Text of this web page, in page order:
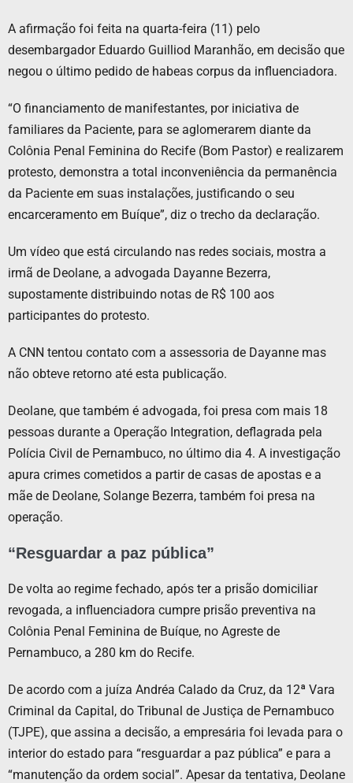
A afirmação foi feita na quarta-feira (11) pelo
desembargador Eduardo Guilliod Maranhão, em decisão que
negou o último pedido de habeas corpus da influenciadora.
“O financiamento de manifestantes, por iniciativa de
familiares da Paciente, para se aglomerarem diante da
Colônia Penal Feminina do Recife (Bom Pastor) e realizarem
protesto, demonstra a total inconveniência da permanência
da Paciente em suas instalações, justificando o seu
encarceramento em Buíque”, diz o trecho da declaração.
Um vídeo que está circulando nas redes sociais, mostra a
irmã de Deolane, a advogada Dayanne Bezerra,
supostamente distribuindo notas de R$ 100 aos
participantes do protesto.
A CNN tentou contato com a assessoria de Dayanne mas
não obteve retorno até esta publicação.
Deolane, que também é advogada, foi presa com mais 18
pessoas durante a Operação Integration, deflagrada pela
Polícia Civil de Pernambuco, no último dia 4. A investigação
apura crimes cometidos a partir de casas de apostas e a
mãe de Deolane, Solange Bezerra, também foi presa na
operação.
“Resguardar a paz pública”
De volta ao regime fechado, após ter a prisão domiciliar
revogada, a influenciadora cumpre prisão preventiva na
Colônia Penal Feminina de Buíque, no Agreste de
Pernambuco, a 280 km do Recife.
De acordo com a juíza Andréa Calado da Cruz, da 12ª Vara
Criminal da Capital, do Tribunal de Justiça de Pernambuco
(TJPE), que assina a decisão, a empresária foi levada para o
interior do estado para “resguardar a paz pública” e para a
“manutenção da ordem social”. Apesar da tentativa, Deolane